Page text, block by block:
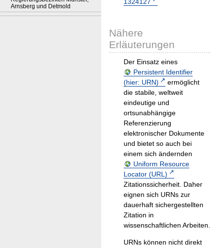
Arnsberg und Detmold
1324127
Nähere
Erläuterungen
Der Einsatz eines
Persistent Identifier
(hier: URN)
ermöglicht
die stabile, weltweit
eindeutige und
ortsunabhängige
Referenzierung
elektronischer Dokumente
und bietet so auch bei
einem sich ändernden
Uniform Resource
Locator (URL)
Zitationssicherheit. Daher
eignen sich URNs zur
dauerhaft sichergestellten
Zitation in
wissenschaftlichen Arbeiten.
URNs können nicht direkt